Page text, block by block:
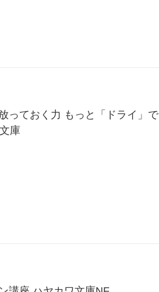
っておく力 もっと「ドライ」で
庫